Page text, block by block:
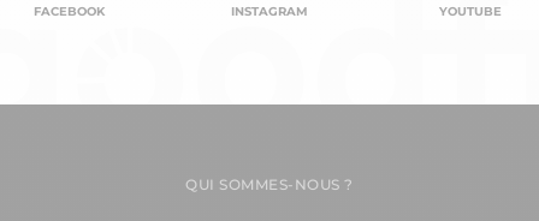
FACEBOOK INSTAGRAM YOUTUBE
QUI SOMMES-NOUS ?